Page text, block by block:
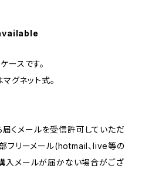
ースです。
グネット式。
届くメールを受信許可していただ
フリーメール(hotmail、live等の
入メールが届かない場合がござ